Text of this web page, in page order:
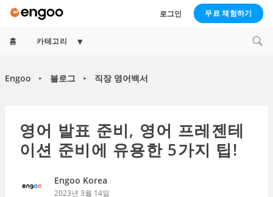
로그인 무료 체험하기
홈 카테고리
Expand
Engoo ► 블로그 ► 직장 영어백서
영어 발표 준비, 영어 프레젠테
이션 준비에 유용한 5가지 팁!
Engoo Korea
2023년 3월 14일